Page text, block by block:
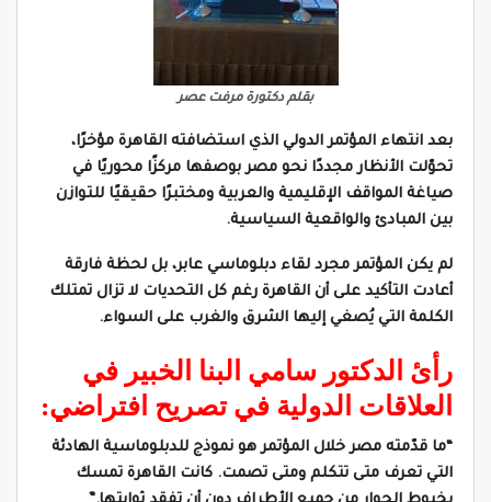
بقلم دكتورة مرفت عصر
بعد انتهاء المؤتمر الدولي الذي استضافته القاهرة مؤخرًا،
تحوّلت الأنظار مجددًا نحو مصر بوصفها مركزًا محوريًا في
صياغة المواقف الإقليمية والعربية ومختبرًا حقيقيًا للتوازن
بين المبادئ والواقعية السياسية.
لم يكن المؤتمر مجرد لقاء دبلوماسي عابر، بل لحظة فارقة
أعادت التأكيد على أن القاهرة رغم كل التحديات لا تزال تمتلك
الكلمة التي يُصغي إليها الشرق والغرب على السواء.
رأئ ا لدكتور سامي البنا الخبير في
العلاقات الدولية في تصريح افتراضي:
“ما قدّمته مصر خلال المؤتمر هو نموذج للدبلوماسية الهادئة
التي تعرف متى تتكلم ومتى تصمت. كانت القاهرة تمسك